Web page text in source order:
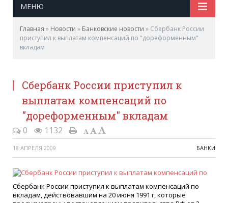
МЕНЮ
Главная » Новости » Банковские новости » Сбербанк России
приступил к выплатам компенсаций по "дореформенным"
вкладам
Сбербанк России приступил к
выплатам компенсаций по
"дореформенным" вкладам
0 1132
18 АПРЕЛЯ 2009 БАНКИ
Сбербанк России приступил к выплатам компенсаций по
вкладам, действовавшим на 20 июня 1991 г, которые